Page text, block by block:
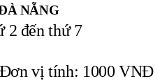
NẴNG
2 đến thứ 7
Đơn vị tính: 1000 VNĐ